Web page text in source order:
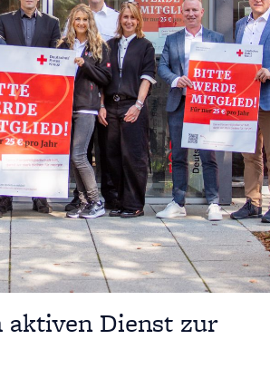
aktiven Dienst zur